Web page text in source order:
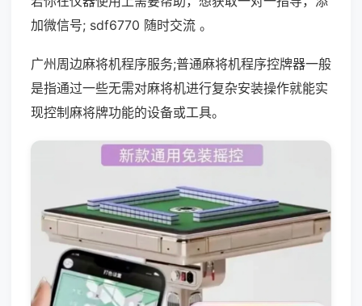
加微信号; sdf6770 随时交流 。
广州周边麻将机程序服务;普通麻将机程序控牌器一般
是指通过一些无需对麻将机进行复杂安装操作就能实
现控制麻将牌功能的设备或工具。